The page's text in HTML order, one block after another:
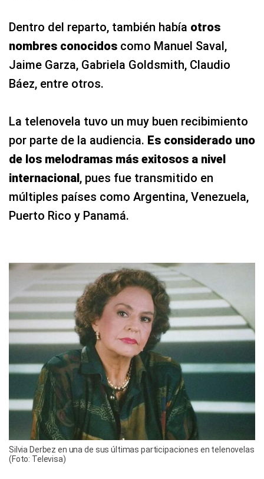
Dentro del reparto, también había otros
nombres conocidos como Manuel Saval,
Jaime Garza, Gabriela Goldsmith, Claudio
Báez, entre otros.
La telenovela tuvo un muy buen recibimiento
por parte de la audiencia. Es considerado uno
de los melodramas más exitosos a nivel
internacional, pues fue transmitido en
múltiples países como Argentina, Venezuela,
Puerto Rico y Panamá.
Silvia Derbez en una de sus últimas participaciones en telenovelas
(Foto: Televisa)